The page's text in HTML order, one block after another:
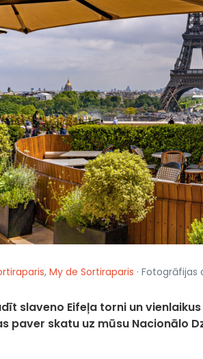
, My de Sortiraparis ·
slaveno Eifeļa torni un
paver skatu uz mūsu Nacionālo